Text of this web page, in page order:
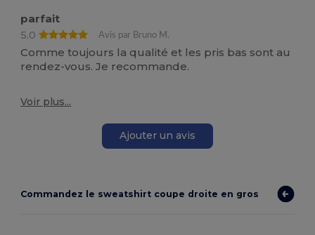
parfait
5.0
Avis par Bruno M.
Comme toujours la qualité et les pris bas sont au
rendez-vous. Je recommande.
Voir plus...
Ajouter un avis
Commandez le sweatshirt coupe droite en gros